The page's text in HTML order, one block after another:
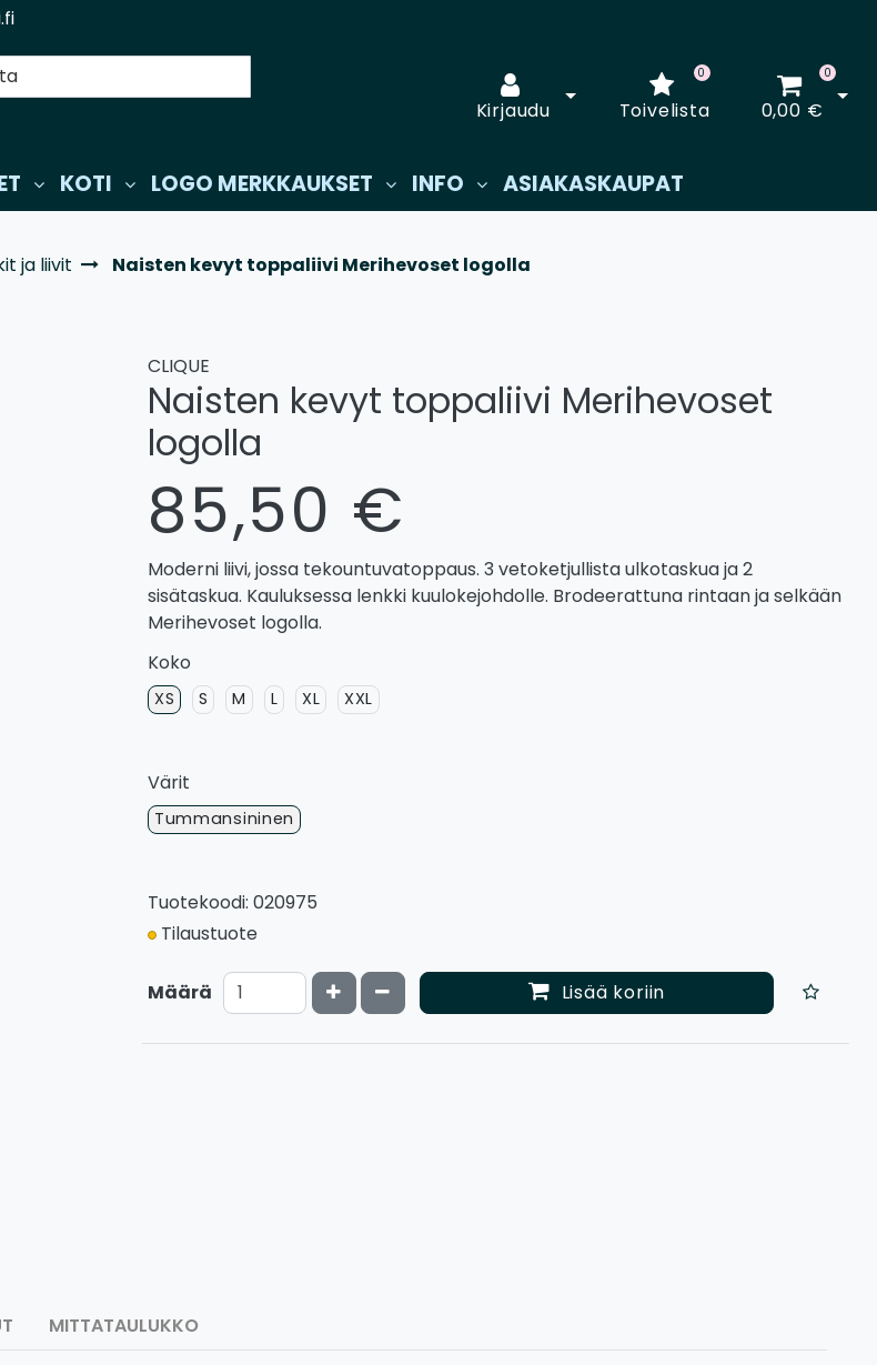
Kirjaudu
Avaa kirjautuminen
Toivelista
0 0
0,00 €
KOTI LOGO MERKKAUKSET INFO ASIAKASKAUPAT
ja liivit Naisten kevyt toppaliivi Merihevoset logolla
CLIQUE
Naisten kevyt toppaliivi Merihevoset
logolla
85,50 €
Moderni liivi, jossa tekountuvatoppaus. 3 vetoketjullista ulkotaskua ja 2
sisätaskua. Kauluksessa lenkki kuulokejohdolle. Brodeerattuna rintaan ja selkään
Merihevoset logolla.
Koko
XS S M L XL XXL
Värit
Tummansininen
Tuotekoodi: 020975
Tilaustuote
Määrä Kasvata määrää
Vähennä määrää Lisää koriin
MITTATAULUKKO